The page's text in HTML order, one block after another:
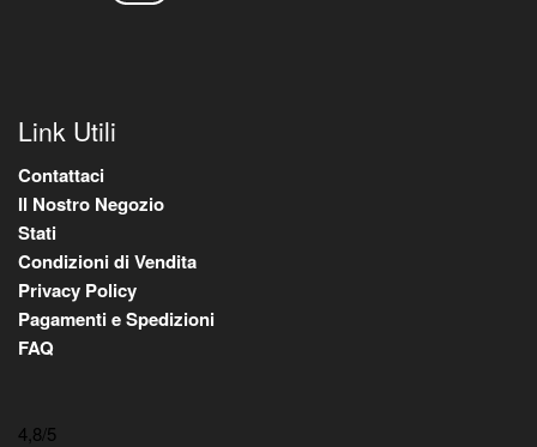
Link Utili
Contattaci
Il Nostro Negozio
Stati
Condizioni di Vendita
Privacy Policy
Pagamenti e Spedizioni
FAQ
4,8/5